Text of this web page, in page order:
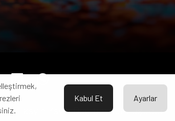
Ulukayın Yayın Dağıtım kuruluşudur.
Kabul Et Ayarlar